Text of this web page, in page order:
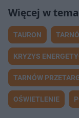
TAURON
KRYZYS
TARNÓW
OŚWIETLENIE